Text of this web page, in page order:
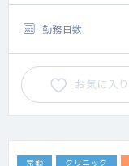
勤務日数
お気に入り
常勤 クリニック